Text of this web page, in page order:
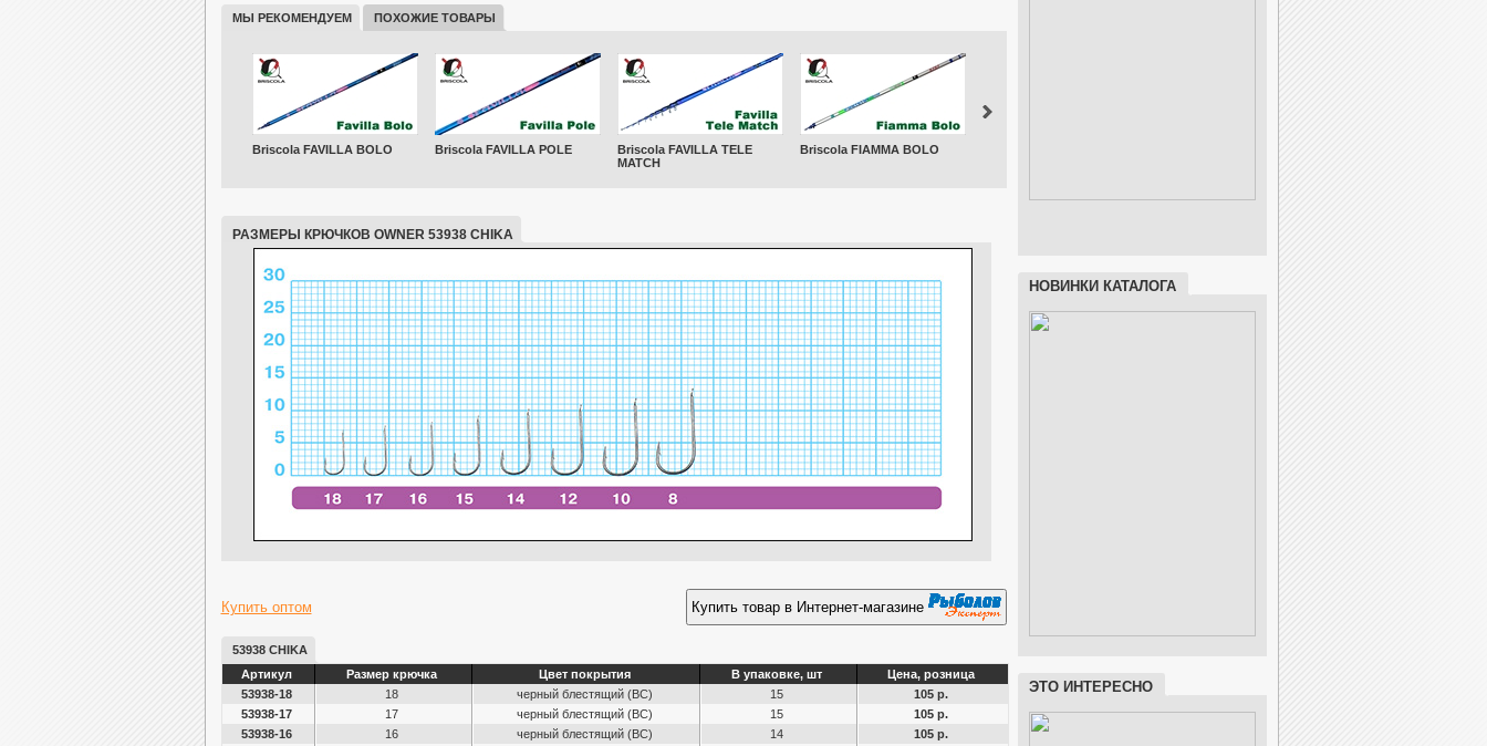
МЫ РЕКОМЕНДУЕМ ПОХОЖИЕ ТОВАРЫ
Briscola FAVILLA BOLO Briscola FAVILLA POLE
Briscola FAVILLA TELE
MATCH
Briscola FIAMMA BOLO
РАЗМЕРЫ КРЮЧКОВ OWNER 53938 CHIKA
Купить оптом Купить товар в Интернет-магазине
53938 CHIKA
Артикул
Размер крючка Цвет покрытия В упаковке, шт
Цена, розница
53938-18
18 черный блестящий (ВС) 15
105 р.
53938-17
17 черный блестящий (ВС) 15
105 р.
53938-16
16 черный блестящий (ВС) 14
105 р.
НОВИНКИ КАТАЛОГА
ЭТО ИНТЕРЕСНО